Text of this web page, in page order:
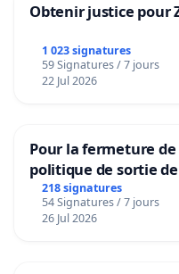
Obtenir justice pour
1 023 signatures
59 Signatures / 7 jours
22 Jul 2026
Pour la fermeture
politique de sortie
218 signatures
54 Signatures / 7 jours
26 Jul 2026